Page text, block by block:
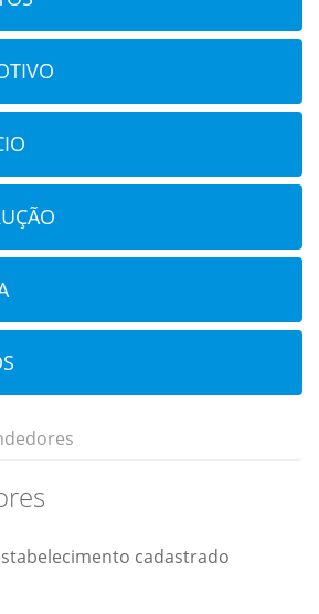
cadastrado